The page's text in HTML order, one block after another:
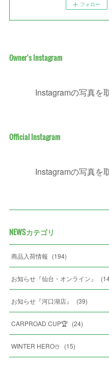
フォロー
Owner's Instagram
Instagramの写真を
Official Instagram
Instagramの写真を
NEWSカテゴリ
商品入荷情報 (194)
お知らせ『仙台・オンライン』 (
お知らせ『河口湖店』 (39)
CARPROAD CUP🏆 (24)
WINTER HERO☃️ (15)